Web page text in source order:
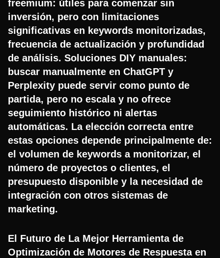
freemium: útiles para comenzar sin
inversión, pero con limitaciones
significativas en keywords monitorizadas,
frecuencia de actualización y profundidad
de análisis. Soluciones DIY manuales:
buscar manualmente en ChatGPT y
Perplexity puede servir como punto de
partida, pero no escala y no ofrece
seguimiento histórico ni alertas
automáticas. La elección correcta entre
estas opciones depende principalmente de:
el volumen de keywords a monitorizar, el
número de proyectos o clientes, el
presupuesto disponible y la necesidad de
integración con otros sistemas de
marketing.
El Futuro de La Mejor Herramienta de
Optimización de Motores de Respuesta en